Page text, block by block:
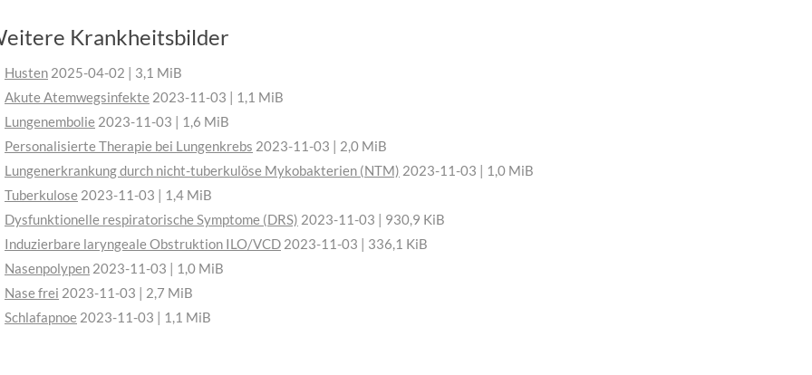
Krankheitsbilder
Husten 2025-04-02 | 3,1 MiB
Akute Atemwegsinfekte 2023-11-03 | 1,1 MiB
Lungenembolie 2023-11-03 | 1,6 MiB
Personalisierte Therapie bei Lungenkrebs 2023-11-03 | 2,0 MiB
Lungenerkrankung durch nicht-tuberkulöse Mykobakterien (NTM) 2023-11-03 | 1,0 MiB
Tuberkulose 2023-11-03 | 1,4 MiB
Dysfunktionelle respiratorische Symptome (DRS) 2023-11-03 | 930,9 KiB
Induzierbare laryngeale Obstruktion ILO/VCD 2023-11-03 | 336,1 KiB
Nasenpolypen 2023-11-03 | 1,0 MiB
Nase frei 2023-11-03 | 2,7 MiB
Schlafapnoe 2023-11-03 | 1,1 MiB